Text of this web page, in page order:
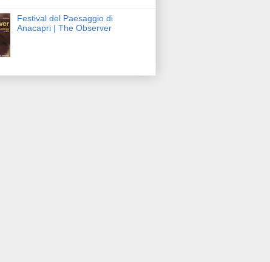
Festival del Paesaggio di
Anacapri | The Observer